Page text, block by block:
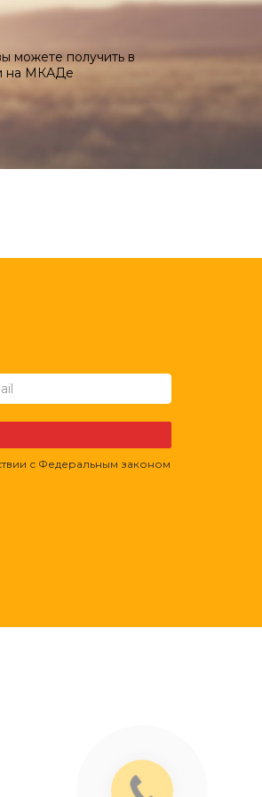
можете получить в
на МКАДе
с Федеральным законом